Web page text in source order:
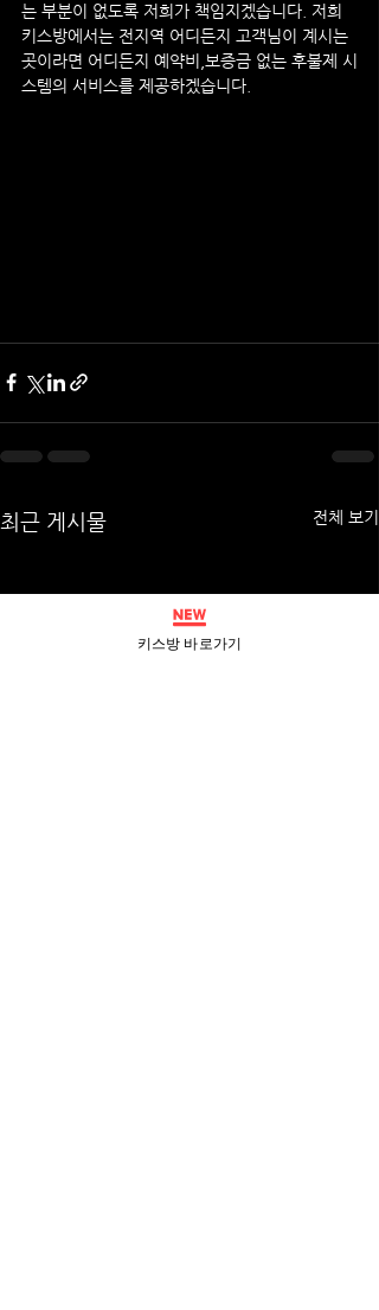
는 부분이 없도록 저희가 책임지겠습니다. 저희
키스방에서는 전지역 어디든지 고객님이 계시는
곳이라면 어디든지 예약비,보증금 없는 후불제 시
스템의 서비스를 제공하겠습니다.
최근 게시물 전체 보기
키스방 바로가기